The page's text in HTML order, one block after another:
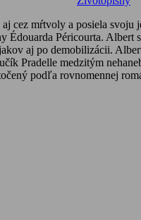
cez mŕtvoly a posiela svoju
Édouarda Péricourta. Albert
aj po demobilizácii.
Pradelle medzitým
podľa rovnomennej